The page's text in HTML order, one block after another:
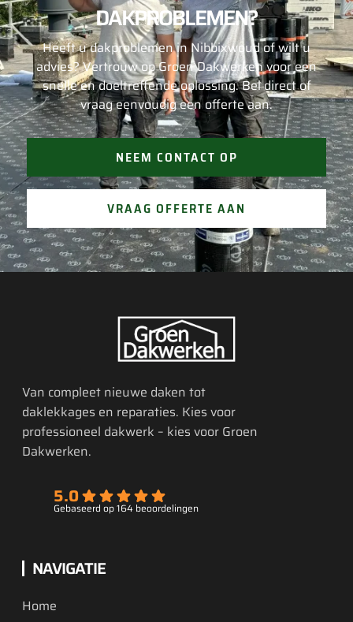
DAKPROBLEMEN?
Heeft u dakproblemen in Nibbixwoud of wilt u
advies? Vertrouw op Groen Dakwerken voor een
snelle en doeltreffende oplossing. Bel direct of
vraag eenvoudig een offerte aan.
NEEM CONTACT OP
VRAAG OFFERTE AAN
Van compleet nieuwe daken tot
daklekkages en reparaties. Kies voor
professioneel dakwerk – kies voor Groen
Dakwerken.
5.0
Gebaseerd op 164 beoordelingen
NAVIGATIE
Home